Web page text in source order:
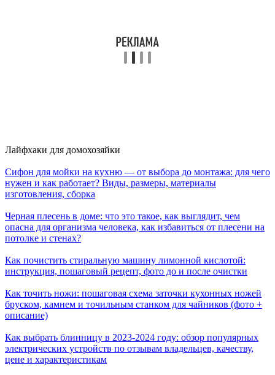
Лайфхаки для домохозяйки
Сифон для мойки на кухню — от выбора до монтажа: для чего
нужен и как работает? Виды, размеры, материалы
изготовления, сборка
Черная плесень в доме: что это такое, как выглядит, чем
опасна для организма человека, как избавиться от плесени на
потолке и стенах?
Как почистить стиральную машину лимонной кислотой:
инструкция, пошаговый рецепт, фото до и после очистки
Как точить ножи: пошаговая схема заточки кухонных ножей
бруском, камнем и точильным станком для чайников (фото +
описание)
Как выбрать блинницу в 2023-2024 году: обзор популярных
электрических устройств по отзывам владельцев, качеству,
цене и характеристикам